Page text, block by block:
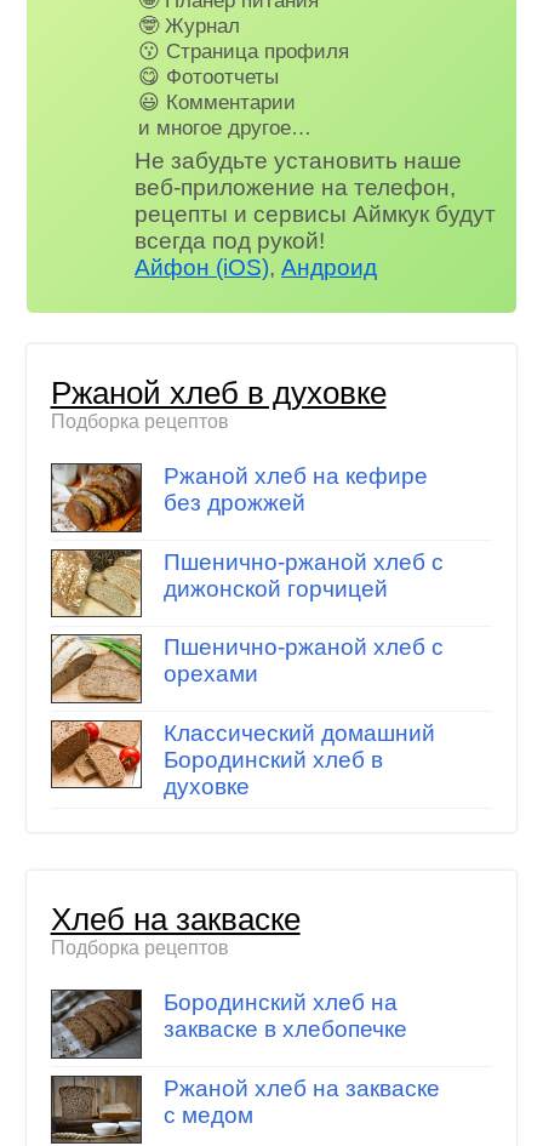
🤓 Журнал
😗 Страница профиля
😋 Фотоотчеты
😃 Комментарии
и многое другое…
Не забудьте установить наше
веб-приложение на телефон,
рецепты и сервисы Аймкук будут
всегда под рукой!
Айфон (iOS),Андроид
Ржаной хлеб в духовке
Подборка рецептов
Ржаной хлеб на кефире
без дрожжей
Пшенично-ржаной хлеб с
дижонской горчицей
Пшенично-ржаной хлеб с
орехами
Классический домашний
Бородинский хлеб в
духовке
Хлеб на закваске
Подборка рецептов
Бородинский хлеб на
закваске в хлебопечке
Ржаной хлеб на закваске
с медом